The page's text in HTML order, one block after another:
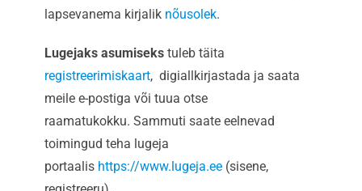
Kontakt
URRAM
lapsevanema kirjalik nõusolek.
Lugejaks asumiseks tuleb täita
registreerimiskaart, digiallkirjastada ja saata
meile e-postiga või tuua otse
raamatukokku. Sammuti saate eelnevad
toimingud teha lugeja
portaalis https://www.lugeja.ee (sisene,